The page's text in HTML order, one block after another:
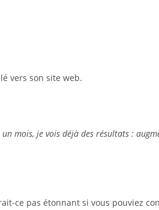
vers son site web.
un mois, je vois déjà des résultats :
ce pas étonnant si vous pouviez